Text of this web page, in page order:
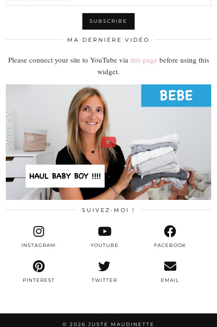
MA DERNIÈRE VIDÉO
Please connect your site to YouTube via this page before using this
widget.
SUIVEZ-MOI !
TWITTER
INSTAGRAM FACEBOOK
PINTEREST
YOUTUBE
EMAIL
© 2026 JUSTE MAUDINETTE